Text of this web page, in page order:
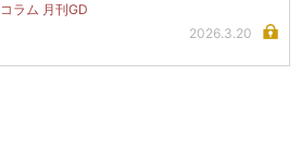
コラム 月刊GD
2026.3.20